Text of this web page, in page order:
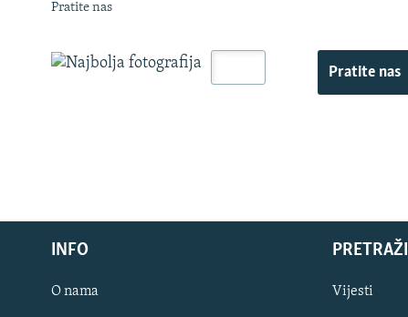
Pratite nas
Pratite nas
INFO
O nama
PRETRAŽI
Vijesti